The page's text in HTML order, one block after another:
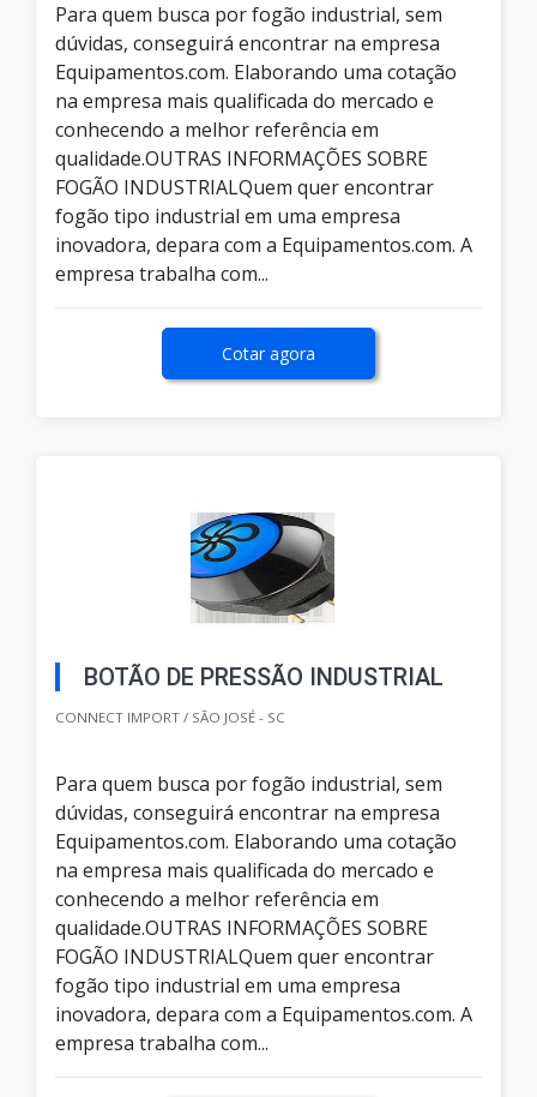
Para quem busca por fogão industrial, sem
dúvidas, conseguirá encontrar na empresa
Equipamentos.com. Elaborando uma cotação
na empresa mais qualificada do mercado e
conhecendo a melhor referência em
qualidade.OUTRAS INFORMAÇÕES SOBRE
FOGÃO INDUSTRIALQuem quer encontrar
fogão tipo industrial em uma empresa
inovadora, depara com a Equipamentos.com. A
empresa trabalha com...
Cotar agora
BOTÃO DE PRESSÃO INDUSTRIAL
CONNECT IMPORT / SÃO JOSÉ - SC
Para quem busca por fogão industrial, sem
dúvidas, conseguirá encontrar na empresa
Equipamentos.com. Elaborando uma cotação
na empresa mais qualificada do mercado e
conhecendo a melhor referência em
qualidade.OUTRAS INFORMAÇÕES SOBRE
FOGÃO INDUSTRIALQuem quer encontrar
fogão tipo industrial em uma empresa
inovadora, depara com a Equipamentos.com. A
empresa trabalha com...